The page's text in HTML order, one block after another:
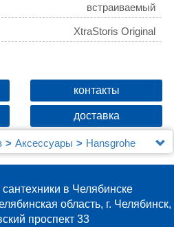
встраиваемый
XtraStoris Original
контакты
доставка
Аксессуары
Hansgrohe
Original 56061670
в Челябинске
область, г. Челябинск,
проспект 33